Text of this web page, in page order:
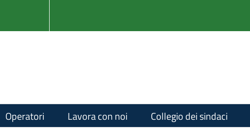
Operatori Lavora con noi Collegio dei sindaci